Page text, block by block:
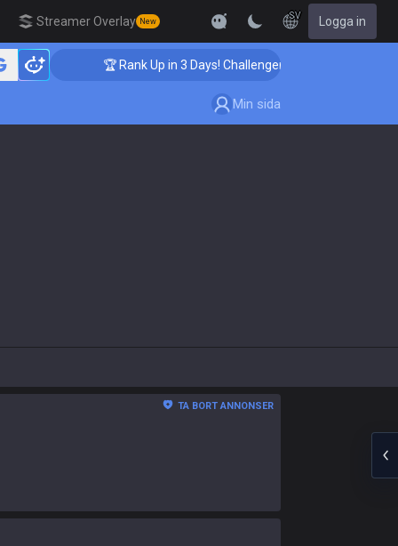
Streamer Overlay New
SV Logga in
🏆 Rank Up in 3 Days! Challenger Coaching
Min sida
TA BORT ANNONSER